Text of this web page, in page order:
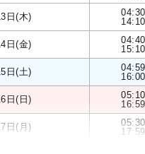
日(木)
04:30
14:10
日(金)
04:40
15:10
日(土)
04:59
16:00
日(日)
05:10
16:59
日(月)
05:30
17:59